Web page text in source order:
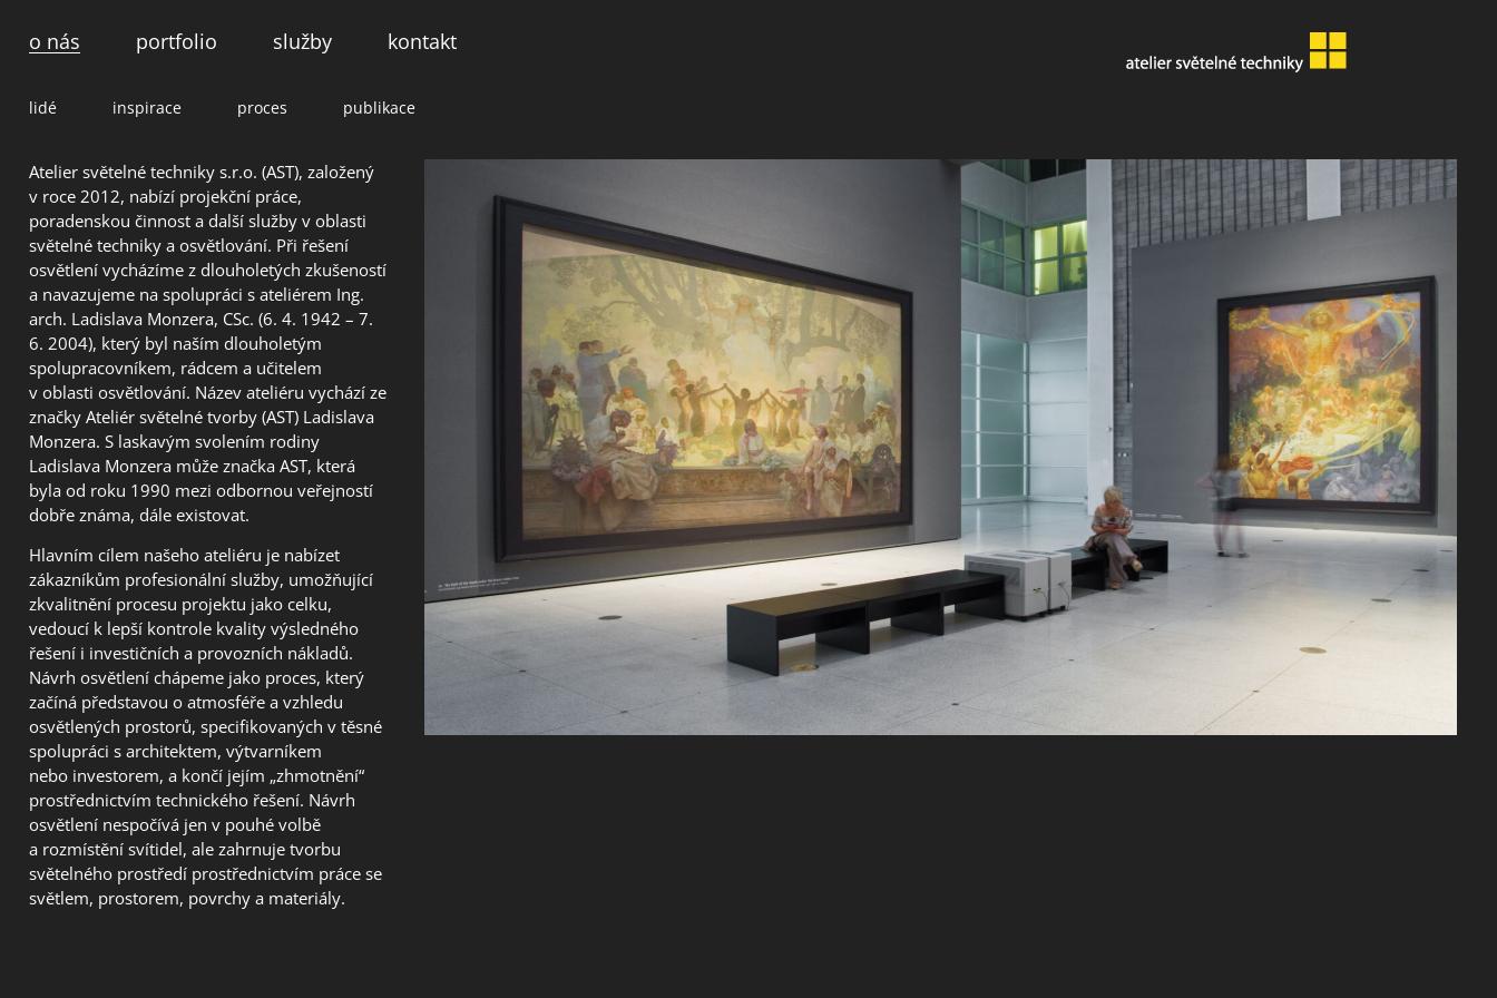
o nás portfolio služby kontakt
lidé inspirace proces publikace
Atelier světelné techniky s.r.o. (AST), založený
v roce 2012, nabízí projekční práce,
poradenskou činnost a další služby v oblasti
světelné techniky a osvětlování. Při řešení
osvětlení vycházíme z dlouholetých zkušeností
a navazujeme na spolupráci s ateliérem Ing.
arch. Ladislava Monzera, CSc. (6. 4. 1942 – 7.
6. 2004), který byl naším dlouholetým
spolupracovníkem, rádcem a učitelem
v oblasti osvětlování. Název ateliéru vychází ze
značky Ateliér světelné tvorby (AST) Ladislava
Monzera. S laskavým svolením rodiny
Ladislava Monzera může značka AST, která
byla od roku 1990 mezi odbornou veřejností
dobře známa, dále existovat.
Hlavním cílem našeho ateliéru je nabízet
zákazníkům profesionální služby, umožňující
zkvalitnění procesu projektu jako celku,
vedoucí k lepší kontrole kvality výsledného
řešení i investičních a provozních nákladů.
Návrh osvětlení chápeme jako proces, který
začíná představou o atmosféře a vzhledu
osvětlených prostorů, specifikovaných v těsné
spolupráci s architektem, výtvarníkem
nebo investorem, a končí jejím „zhmotnění“
prostřednictvím technického řešení. Návrh
osvětlení nespočívá jen v pouhé volbě
a rozmístění svítidel, ale zahrnuje tvorbu
světelného prostředí prostřednictvím práce se
světlem, prostorem, povrchy a materiály.